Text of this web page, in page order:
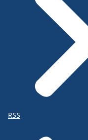
RSS